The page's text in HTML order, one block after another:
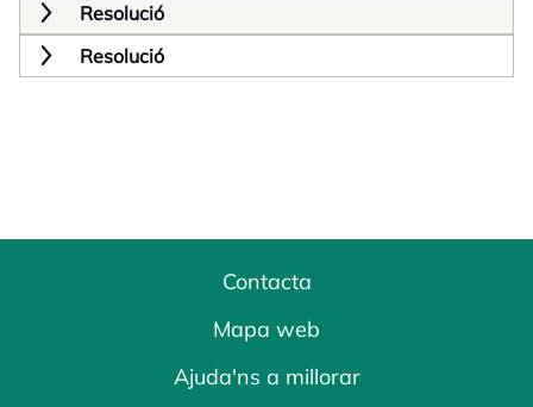
Resolució
Resolució
Contacta
Mapa web
Ajuda'ns a millorar